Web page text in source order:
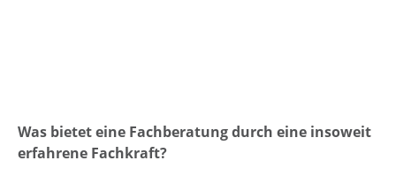
Was bietet eine Fachberatung durch eine insoweit
erfahrene Fachkraft?